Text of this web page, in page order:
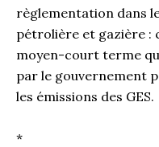
règlementation dans
pétrolière et gazière :
moyen-court terme
par le gouvernement
les émissions des GES.
*